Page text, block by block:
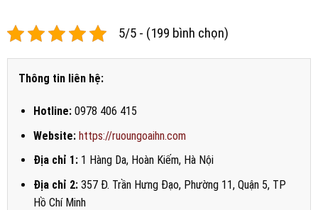
5/5 - (199 bình chọn)
Thông tin liên hệ:
Hotline:0978 406 415
Website: https://ruoungoaihn.com
Địa chỉ 1:1 Hàng Da, Hoàn Kiếm, Hà Nội
Địa chỉ 2:357 Đ. Trần Hưng Đạo, Phường 11, Quận 5, TP
Hồ Chí Minh